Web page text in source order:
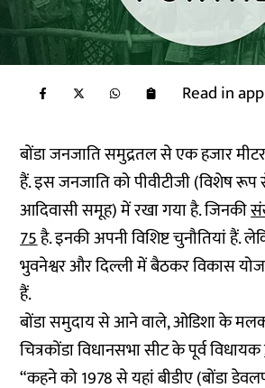
Read in app
बोंडा जनजाति समुद्रतल से एक हजार
हैं. इस जनजाति को पीवीटीजी (विशेष
आदिवासी समूह) में रखा गया है. जिनकी
75है. इनकी अपनी विशिष्ट चुनौतियां हैं.
भुवनेश्वर और दिल्ली में बैठकर विकास
हैं.
बोंडा समुदाय से आने वाले, ओडिशा के
चित्रकोंडा विधानसभा सीट के पूर्व विधायक
“कहने को 1978 से यहां बीडीए (बोंडा